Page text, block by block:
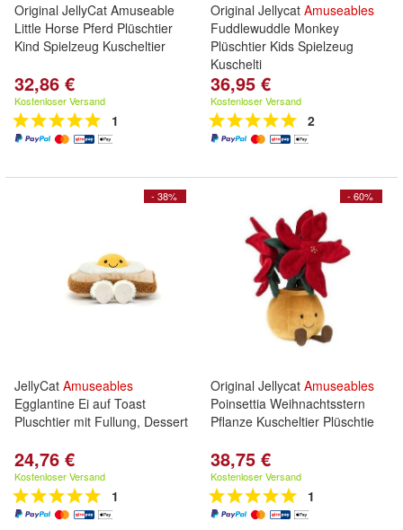
Original JellyCat Amuseable
Little Horse Pferd Plüschtier
Kind Spielzeug Kuscheltier
32,86 €
Kostenloser Versand
1
Original Jellycat Amuseables
Fuddlewuddle Monkey
Plüschtier Kids Spielzeug
Kuschelti
36,95 €
Kostenloser Versand
2
- 38%
JellyCat Amuseables
Egglantine Ei auf Toast
Pluschtier mit Fullung, Dessert
24,76 €
Kostenloser Versand
1
- 60%
Original Jellycat Amuseables
Poinsettia Weihnachtsstern
Pflanze Kuscheltier Plüschtie
38,75 €
Kostenloser Versand
1